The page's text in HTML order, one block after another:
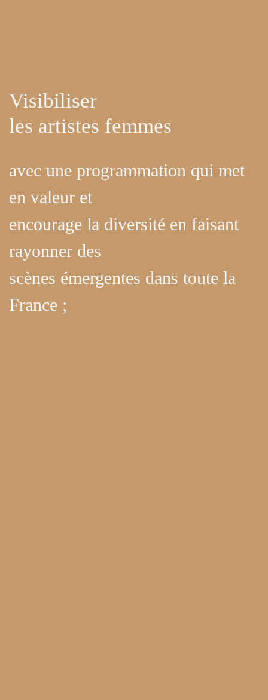
Visibiliser
les artistes femmes
avec une programmation qui met
en valeur et
encourage la diversité en faisant
rayonner des
scènes émergentes dans toute la
France ;